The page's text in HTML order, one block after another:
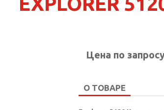
Цена по
О ТОВАРЕ